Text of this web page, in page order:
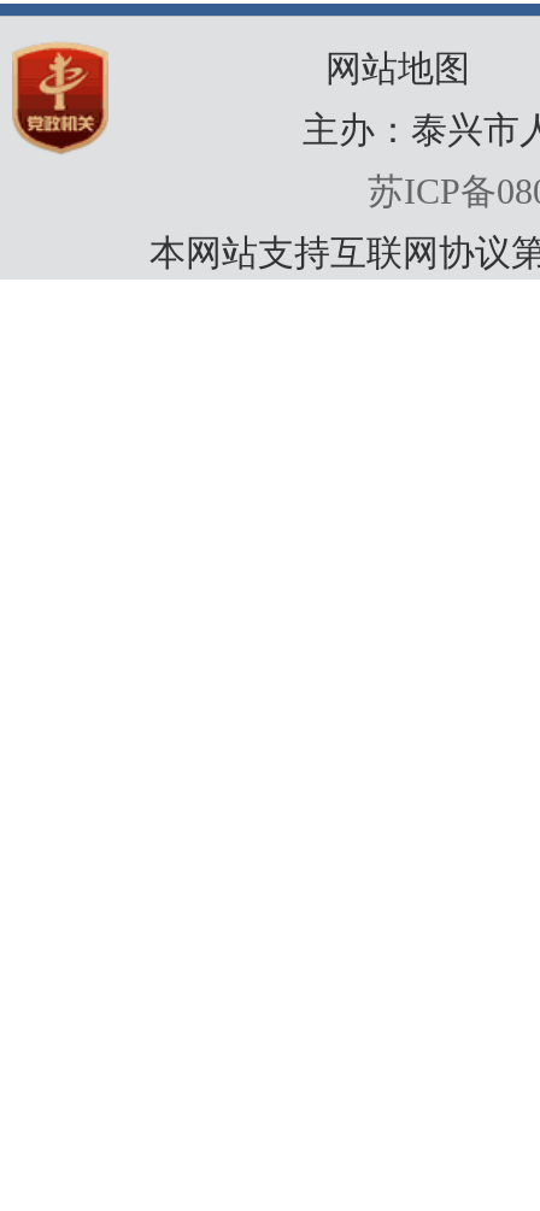
策
网站地图
主办：泰兴市
苏ICP备
本网站支持互联网协